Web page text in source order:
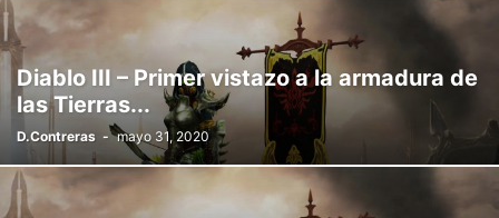
Diablo III – Primer vistazo a la armadura de
las Tierras...
D.Contreras - mayo 31, 2020